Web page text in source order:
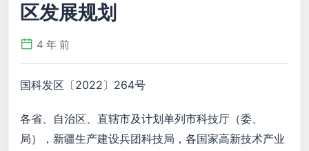
区发展规划
4 年 前
国科发区〔2022〕264号
各省、自治区、直辖市及计划单列市科技厅（委、
局），新疆生产建设兵团科技局，各国家高新技术产业